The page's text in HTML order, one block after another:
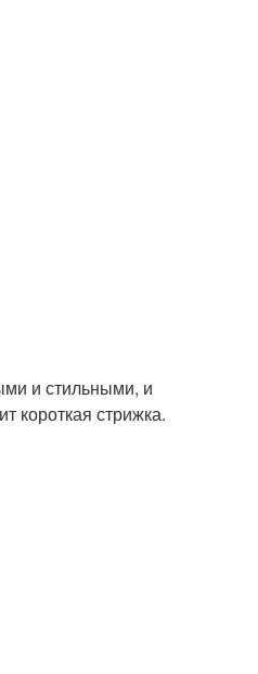
и стильными, и
короткая стрижка.